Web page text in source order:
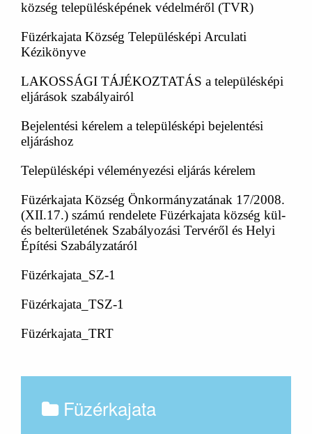
község településképének védelméről (TVR)
Füzérkajata Község Településképi Arculati
Kézikönyve
LAKOSSÁGI TÁJÉKOZTATÁS a településképi
eljárások szabályairól
Bejelentési kérelem a településképi bejelentési
eljáráshoz
Településképi véleményezési eljárás kérelem
Füzérkajata Község Önkormányzatának 17/2008.
(XII.17.) számú rendelete Füzérkajata község kül-
és belterületének Szabályozási Tervéről és Helyi
Építési Szabályzatáról
Füzérkajata_SZ-1
Füzérkajata_TSZ-1
Füzérkajata_TRT
Füzérkajata